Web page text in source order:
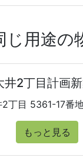
じ用途の
井2丁目計画
丁目 5361-17番
もっと見る